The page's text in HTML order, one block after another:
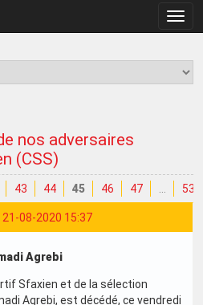
la
nos adversaires
(CSS)
43 44 45 46 47 53
21-08-2020 15:37
Agrebi
Sfaxien et de la sélection
Agrebi, est décédé, ce vendredi